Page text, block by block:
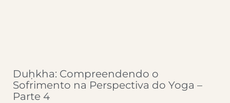
Duḥkha: Compreendendo o
Sofrimento na Perspectiva do Yoga –
Parte 4